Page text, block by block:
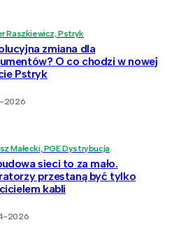
Raszkiewicz, Pstryk
zmiana dla
O co chodzi w nowej
Pstryk
2026
Małecki, PGE Dystrybucja
sieci to za mało.
przestaną być tylko
kabli
2026